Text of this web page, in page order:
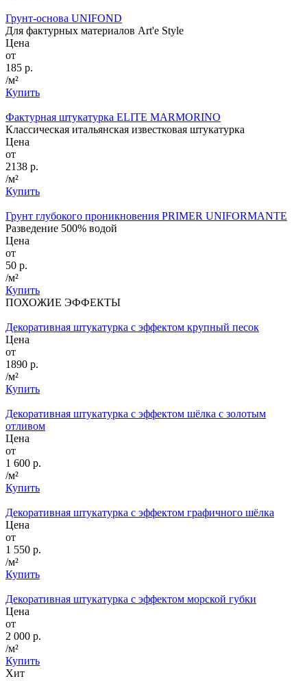
Грунт-основа UNIFOND
Для фактурных материалов Art'e Style
Цена
от
185 р.
/м²
Купить
Фактурная штукатурка ELITE MARMORINO
Классическая итальянская известковая штукатурка
Цена
от
2138 р.
/м²
Купить
Грунт глубокого проникновения PRIMER UNIFORMANTE
Разведение 500% водой
Цена
от
50 р.
/м²
Купить
ПОХОЖИЕ ЭФФЕКТЫ
Декоративная штукатурка с эффектом крупный песок
Цена
от
1890 р.
/м²
Купить
Декоративная штукатурка с эффектом шёлка с золотым
отливом
Цена
от
1 600 р.
/м²
Купить
Декоративная штукатурка с эффектом графичного шёлка
Цена
от
1 550 р.
/м²
Купить
Декоративная штукатурка с эффектом морской губки
Цена
от
2 000 р.
/м²
Купить
Хит